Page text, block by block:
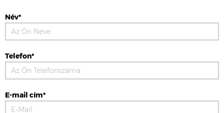
Név*
Telefon*
E-mail cím*